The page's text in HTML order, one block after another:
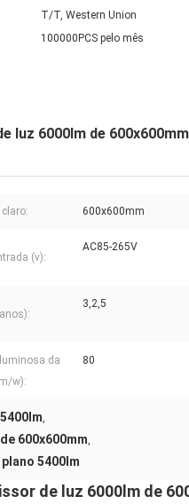
T/T, Western Union
100000PCS pelo mês
luz 6000lm de 600x600mm
600x600mm
(v):
AC85-265V
3,2,5
da
w):
80
,
600x600mm,
5400lm
de luz 6000lm de